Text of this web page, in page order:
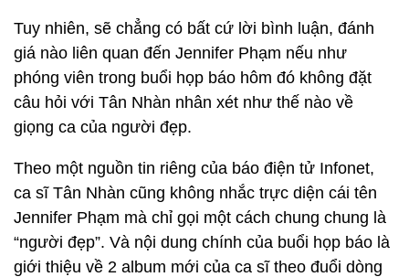
Tuy nhiên, sẽ chẳng có bất cứ lời bình luận, đánh
giá nào liên quan đến Jennifer Phạm nếu như
phóng viên trong buổi họp báo hôm đó không đặt
câu hỏi với Tân Nhàn nhân xét như thế nào về
giọng ca của người đẹp.
Theo một nguồn tin riêng của báo điện tử Infonet,
ca sĩ Tân Nhàn cũng không nhắc trực diện cái tên
Jennifer Phạm mà chỉ gọi một cách chung chung là
“người đẹp”. Và nội dung chính của buổi họp báo là
giới thiệu về 2 album mới của ca sĩ theo đuổi dòng